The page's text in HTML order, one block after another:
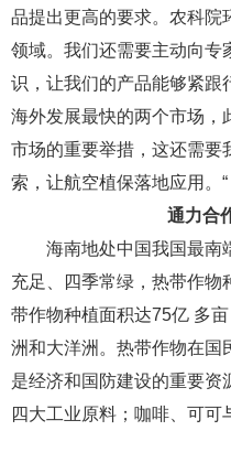
品提出更高的要求。农科院
领域。我们还需要主动向专
识，让我们的产品能够紧跟
海外发展最快的两个市场，
市场的重要举措，这还需要
索，让航空植保落地应用。“
通力合
海南地处中国我国最南
充足、四季常绿，热带作物
带作物种植面积达75亿 多
洲和大洋洲。热带作物在国
是经济和国防建设的重要资
四大工业原料；咖啡、可可